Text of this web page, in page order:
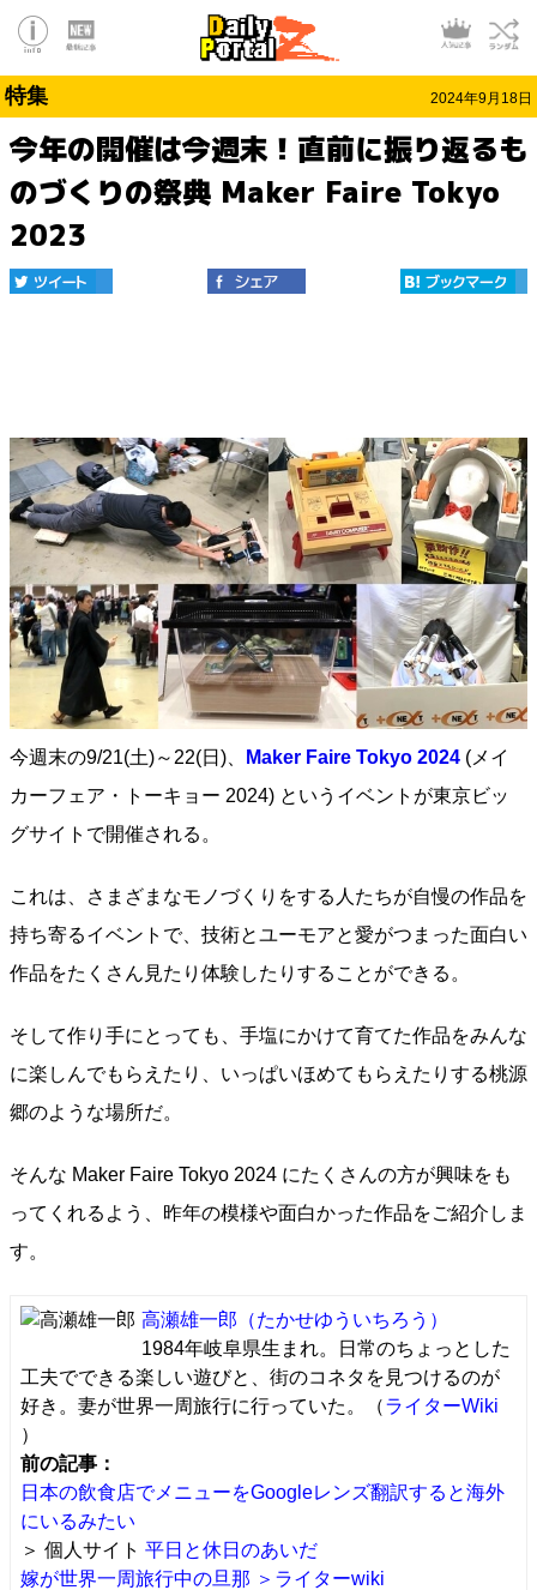
特集 2024年9月18日
今年の開催は今週末！直前に振り返るも
のづくりの祭典 Maker Faire Tokyo
2023
今週末の9/21(土)～22(日)、 Maker Faire Tokyo 2024 (メイ
カーフェア・トーキョー 2024) というイベントが東京ビッ
グサイトで開催される。
これは、さまざまなモノづくりをする人たちが自慢の作品を
持ち寄るイベントで、技術とユーモアと愛がつまった面白い
作品をたくさん見たり体験したりすることができる。
そして作り手にとっても、手塩にかけて育てた作品をみんな
に楽しんでもらえたり、いっぱいほめてもらえたりする桃源
郷のような場所だ。
そんな Maker Faire Tokyo 2024 にたくさんの方が興味をも
ってくれるよう、昨年の模様や面白かった作品をご紹介しま
す。
高瀬雄一郎 （たかせゆういちろう）
1984年岐阜県生まれ。日常のちょっとした
工夫でできる楽しい遊びと、街のコネタを見つけるのが
好き。妻が世界一周旅行に行っていた。（ライターWiki
）
前の記事：
日本の飲食店でメニューをGoogleレンズ翻訳すると海外
にいるみたい
＞ 個人サイト 平日と休日のあいだ
嫁が世界一周旅行中の旦那 ＞ライターwiki